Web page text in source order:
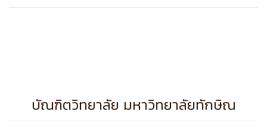
บัณฑิตวิทยาลัย มหาวิทยาลัยทักษิณ